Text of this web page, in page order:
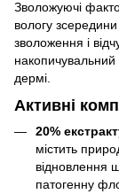
Зволожуючі
вологу
зволоження і
накопичувальний
дермі.
Активні
20%
містить
відновлення
патогенну